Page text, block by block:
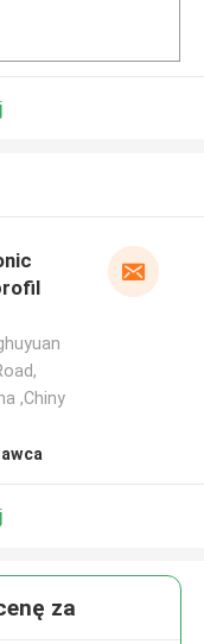
,Chiny
za